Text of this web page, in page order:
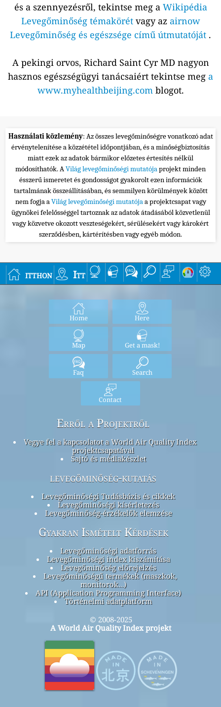
és a szennyezésről, tekintse meg a Wikipédia
Levegőminőség témakörétvagy az airnow
Levegőminőség és egészsége című útmutatóját .
A pekingi orvos, Richard Saint Cyr MD nagyon
hasznos egészségügyi tanácsaiért tekintse meg a
www.myhealthbeijing.comblogot.
Használati közlemény: Az összes levegőminőségre vonatkozó adat
érvénytelenítése a közzététel időpontjában, és a minőségbiztosítás
miatt ezek az adatok bármikor előzetes értesítés nélkül
módosíthatók. AVilág levegőminőségi mutatójaprojekt minden
ésszerű ismeretet és gondosságot gyakorolt ezen információk
tartalmának összeállításában, és semmilyen körülmények között
nem fogja aVilág levegőminőségi mutatójaa projektcsapat vagy
ügynökei felelősséggel tartoznak az adatok átadásából közvetlenül
vagy közvetve okozott veszteségekért, sérülésekért vagy károkért
szerződésben, kártérítésben vagy egyéb módon.
itthon Itt
Home Here
Map Get a mask!
Faq Search
Contact
Erről a Projektről
Vegye fel a kapcsolatot a World Air Quality Index
projektcsapatával
Sajtó és médiakészlet
levegőminőség-kutatás
Levegőminőségi Tudásbázis és cikkek
Levegőminőségi kísérletezés
Levegőminőség-érzékelők elemzése
Gyakran Ismételt Kérdések
Levegőminőségi adatforrás
Levegőminőségi index kiszámítása
Levegőminőség előrejelzés
Levegőminőségű termékek (maszkok,
monitorok…)
API (Application Programming Interface)
Történelmi adatplatform
© 2008-2025
A World Air Quality Index projekt